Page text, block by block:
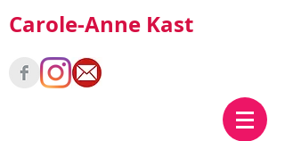
Carole-Anne Kast